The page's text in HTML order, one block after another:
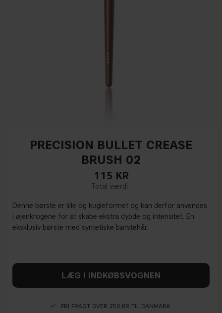
PRECISION BULLET CREASE
BRUSH 02
115 KR
Denne børste er lille og kugleformet og kan derfor anvendes
i øjenkrogene for at skabe ekstra dybde og intensitet. En
eksklusiv børste med syntetiske børstehår.
LÆG I INDKØBSVOGNEN
FRI FRAGT OVER 250 KR TIL DANMARK